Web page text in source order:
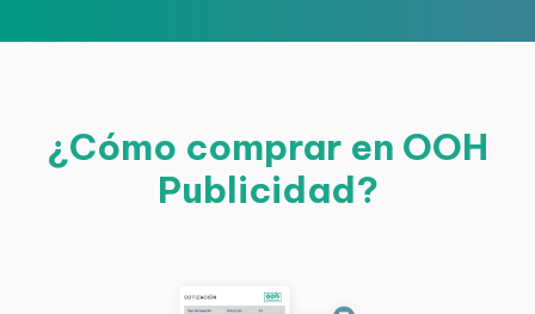
¿Cómo comprar en OOH
Publicidad?